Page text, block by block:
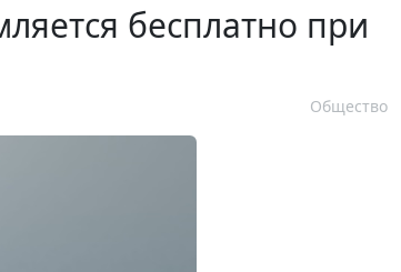
бесплатно при
Общество